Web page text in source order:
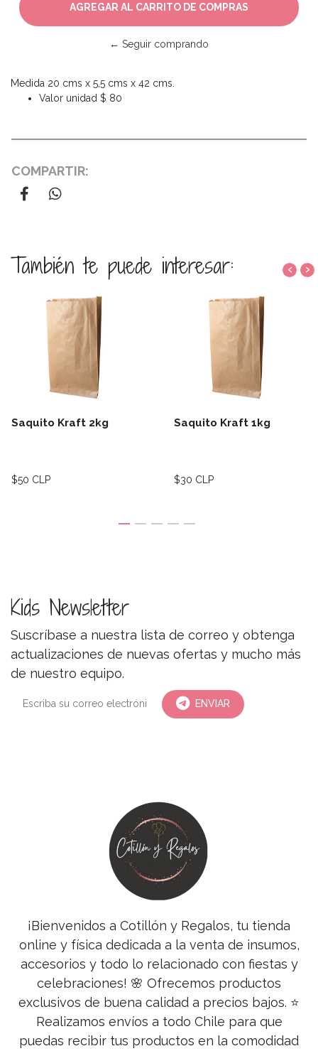
← Seguir comprando
Medida 20 cms x 5,5 cms x 42 cms.
Valor unidad $ 80
COMPARTIR:
También te puede interesar:
Saquito Kraft 2kg
$50 CLP
Saquito Kraft 1kg
$30 CLP
‹ ›
Kids Newsletter
Suscríbase a nuestra lista de correo y obtenga
actualizaciones de nuevas ofertas y mucho más
de nuestro equipo.
ENVIAR
¡Bienvenidos a Cotillón y Regalos, tu tienda
online y física dedicada a la venta de insumos,
accesorios y todo lo relacionado con fiestas y
celebraciones! 🌸 Ofrecemos productos
exclusivos de buena calidad a precios bajos. ⭐
Realizamos envíos a todo Chile para que
puedas recibir tus productos en la comodidad